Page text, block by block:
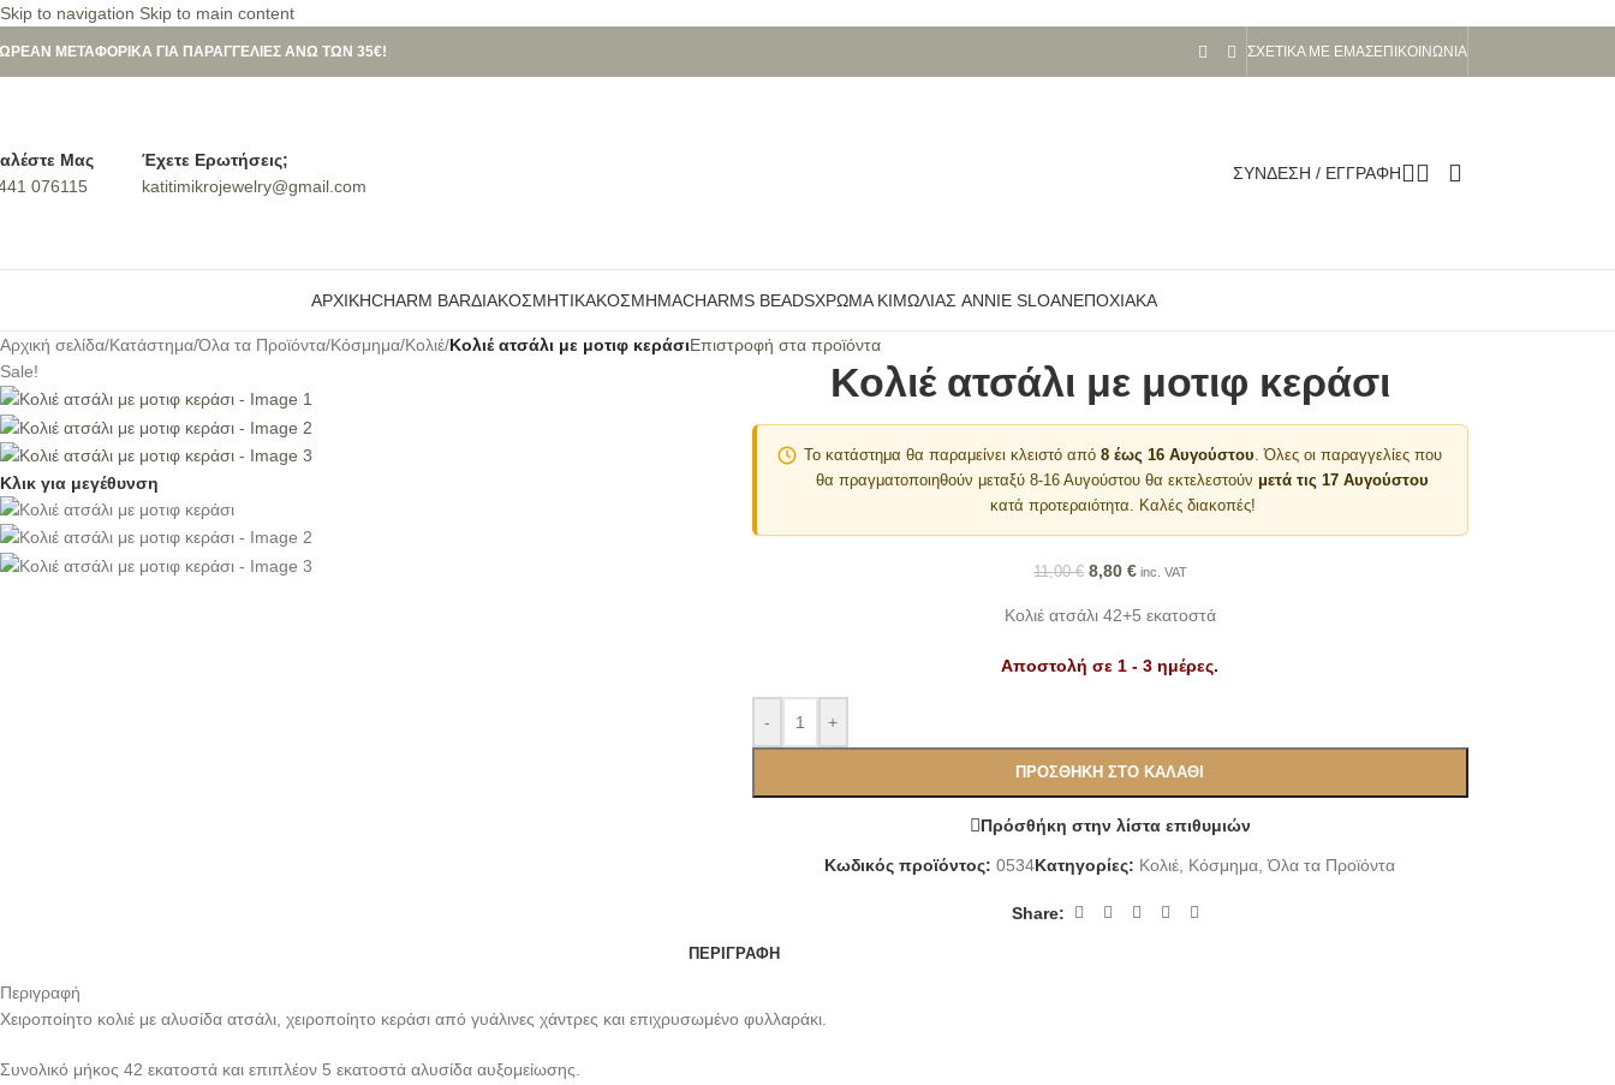
Skip to navigation Skip to main content
ΜΕΤΑΦΟΡΙΚΑ ΓΙΑ ΠΑΡΑΓΓΕΛΙΕΣ ΑΝΩ ΤΩΝ 35€! ΣΧΕΤΙΚΆ ΜΕ ΕΜΆΣΕΠΙΚΟΙΝΩΝΊΑ
Μας
076115
Έχετε Ερωτήσεις;
katitimikrojewelry@gmail.com
ΣΎΝΔΕΣΗ / ΕΓΓΡΑΦΉ
ΑΡΧΙΚΉCHARM BARΔΙΑΚΟΣΜΗΤΙΚΆΚΌΣΜΗΜΑCHARMS BEADSΧΡΏΜΑ ΚΙΜΩΛΊΑΣ ANNIE SLOANΕΠΟΧΙΑΚΆ
Αρχική σελίδα/Κατάστημα/Όλα τα Προϊόντα/Κόσμημα/Κολιέ/Κολιέ ατσάλι με μοτιφ κεράσιΕπιστροφή στα προϊόντα
Sale!
Κλικ για μεγέθυνση
Κολιέ ατσάλι με μοτιφ κεράσι
Το κατάστημα θα παραμείνει κλειστό από 8 έως 16 Αυγούστου. Όλες οι παραγγελίες που
θα πραγματοποιηθούν μεταξύ 8-16 Αυγούστου θα εκτελεστούν μετά τις 17 Αυγούστου
κατά προτεραιότητα. Καλές διακοπές!
11,00€ 8,80 €inc. VAT
Κολιέ ατσάλι 42+5 εκατοστά
Αποστολή σε 1 - 3 ημέρες.
- +
ΠΡΟΣΘΉΚΗ ΣΤΟ ΚΑΛΆΘΙ
Πρόσθήκη στην λίστα επιθυμιών
Κωδικός προϊόντος:0534Κατηγορίες: Κολιέ Κόσμημα Όλα τα Προϊόντα
Share:
ΠΕΡΙΓΡΑΦΉ
Περιγραφή
Χειροποίητο κολιέ με αλυσίδα ατσάλι, χειροποίητο κεράσι από γυάλινες χάντρες και επιχρυσωμένο φυλλαράκι.
Συνολικό μήκος 42 εκατοστά και επιπλέον 5 εκατοστά αλυσίδα αυξομείωσης.